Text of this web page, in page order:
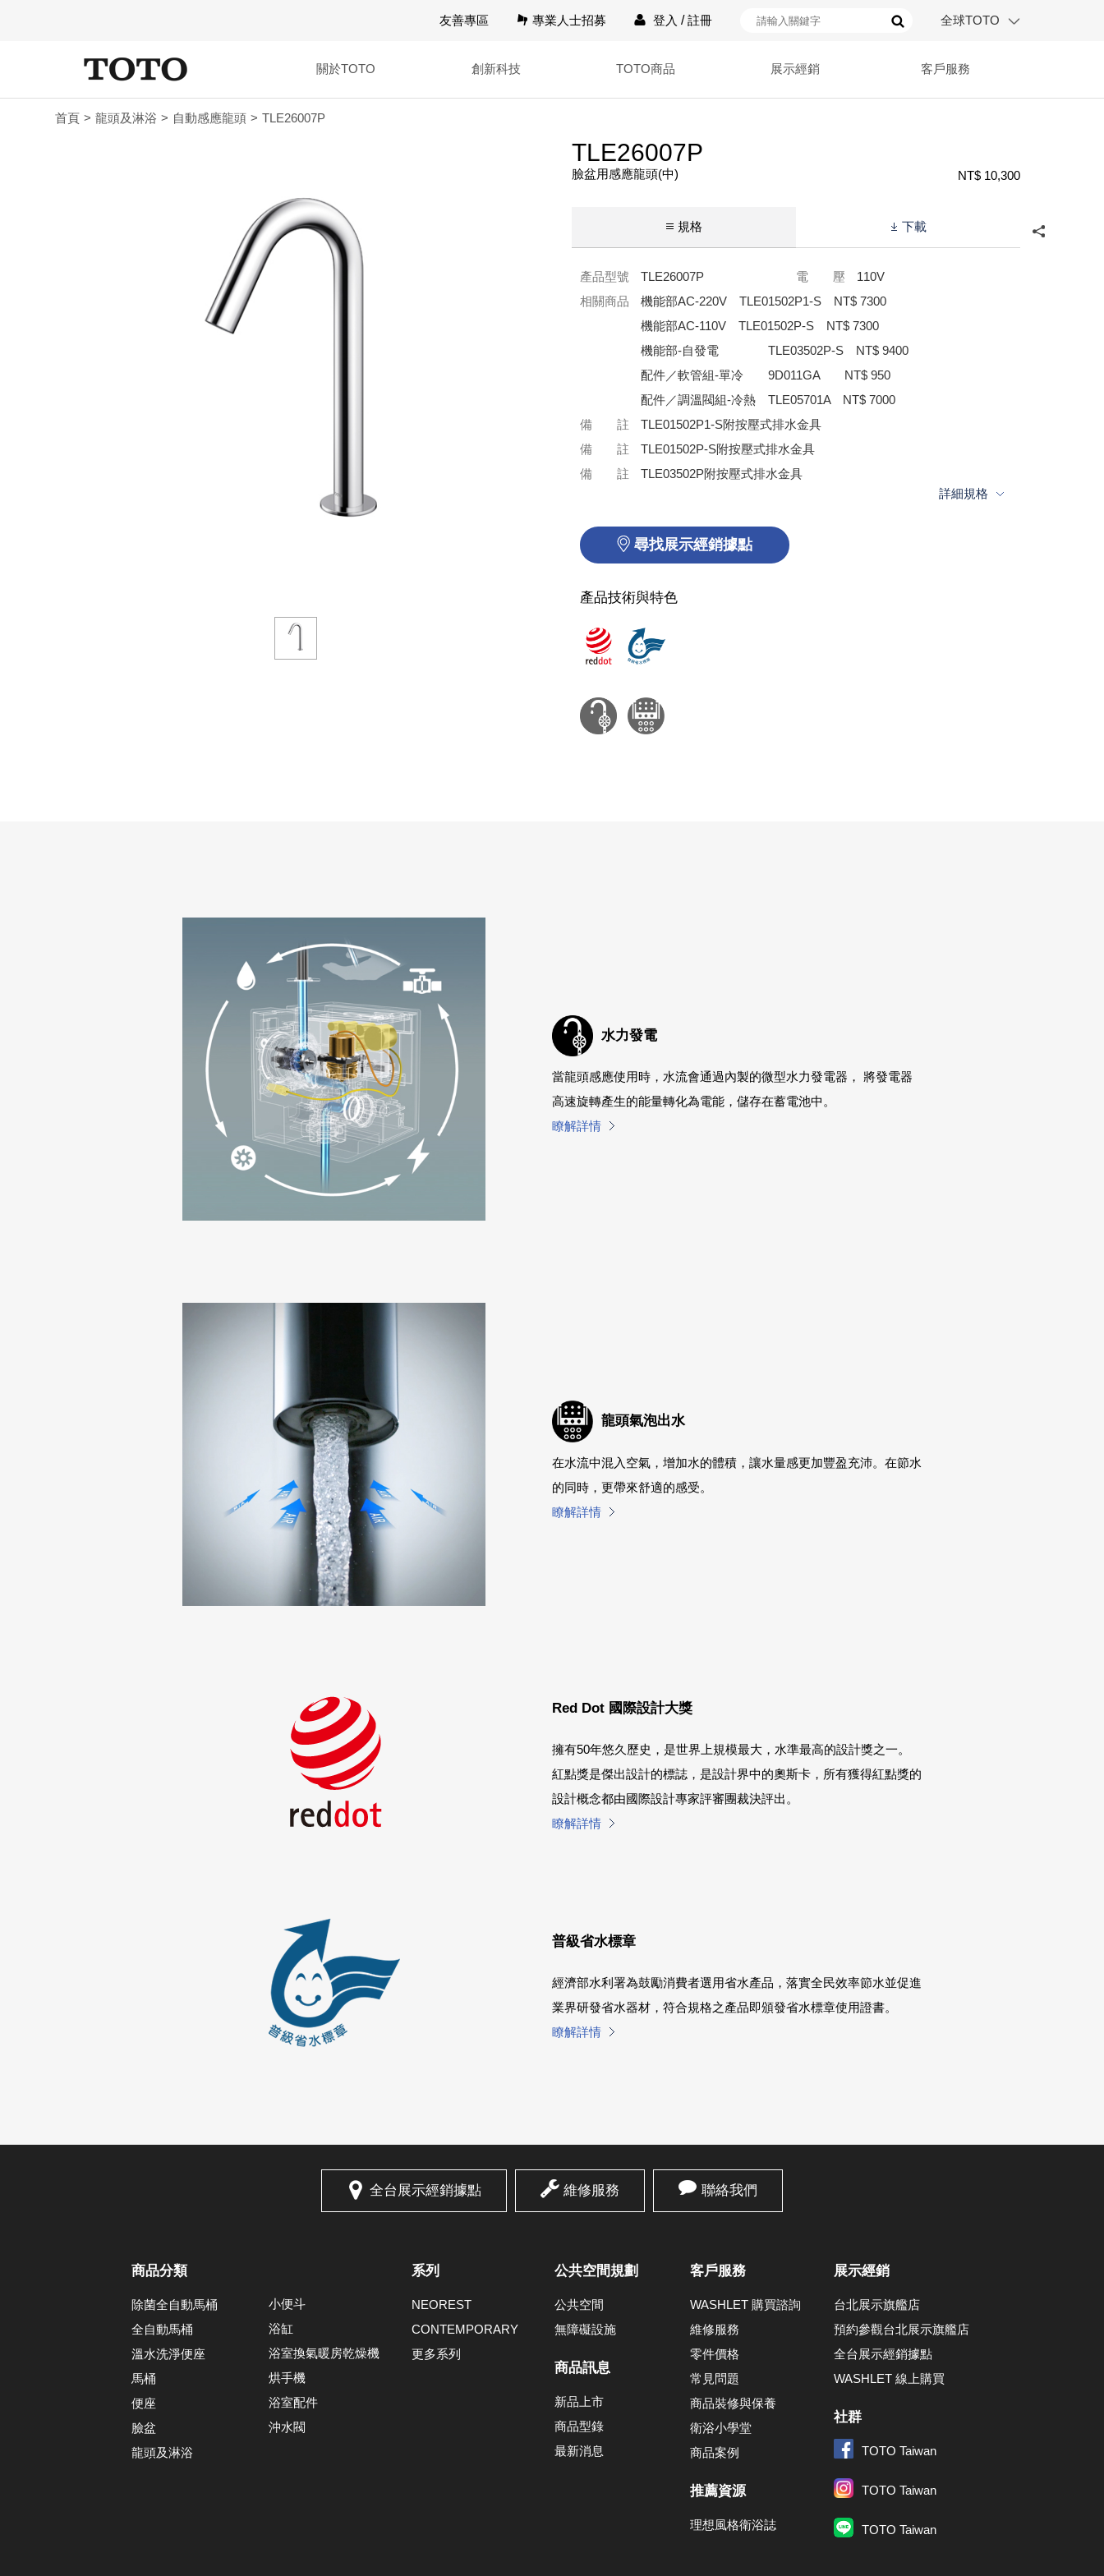
友善專區 專業人士招募 登入 /註冊 全球TOTO
關於TOTO 創新科技 TOTO商品 展示經銷 客戶服務
首頁 龍頭及淋浴 自動感應龍頭 TLE26007P
TLE26007P
臉盆用感應龍頭(中) NT$ 10,300
規格 下載
產品型號 TLE26007P 電 壓
110V
相關商品
機能部AC-220V TLE01502P1-S NT$ 7300
機能部AC-110V TLE01502P-S NT$ 7300
機能部-自發電 TLE03502P-S NT$ 9400
配件／軟管組-單冷 9D011GA NT$ 950
配件／調溫閥組-冷熱 TLE05701A NT$ 7000
備 註
TLE01502P1-S附按壓式排水金具
備 註
TLE01502P-S附按壓式排水金具
備 註
TLE03502P附按壓式排水金具
詳細規格
尋找展示經銷據點
產品技術與特色
水力發電
當龍頭感應使用時，水流會通過內製的微型水力發電器， 將發電器
高速旋轉產生的能量轉化為電能，儲存在蓄電池中。
瞭解詳情
龍頭氣泡出水
在水流中混入空氣，增加水的體積，讓水量感更加豐盈充沛。在節水
的同時，更帶來舒適的感受。
瞭解詳情
Red Dot 國際設計大獎
擁有50年悠久歷史，是世界上規模最大，水準最高的設計獎之一。
紅點獎是傑出設計的標誌，是設計界中的奧斯卡，所有獲得紅點獎的
設計概念都由國際設計專家評審團裁決評出。
瞭解詳情
普級省水標章
經濟部水利署為鼓勵消費者選用省水產品，落實全民效率節水並促進
業界研發省水器材，符合規格之產品即頒發省水標章使用證書。
瞭解詳情
全台展示經銷據點 維修服務 聯絡我們
商品分類
除菌全自動馬桶
全自動馬桶
溫水洗淨便座
馬桶
便座
臉盆
龍頭及淋浴
小便斗
浴缸
浴室換氣暖房乾燥機
烘手機
浴室配件
沖水閥
系列
NEOREST
CONTEMPORARY
更多系列
公共空間規劃
公共空間
無障礙設施
商品訊息
新品上市
商品型錄
最新消息
客戶服務
WASHLET 購買諮詢
維修服務
零件價格
常見問題
商品裝修與保養
衛浴小學堂
商品案例
推薦資源
理想風格衛浴誌
展示經銷
台北展示旗艦店
預約參觀台北展示旗艦店
全台展示經銷據點
WASHLET 線上購買
社群
TOTO Taiwan
TOTO Taiwan
TOTO Taiwan